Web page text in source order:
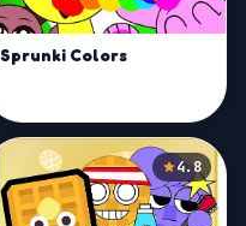
Sprunki Colors
4.8